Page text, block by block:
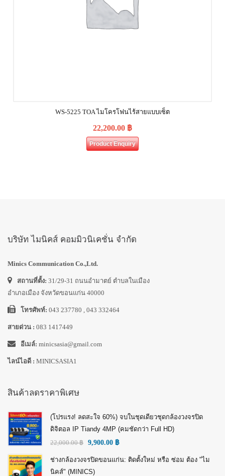
WS-5225 TOA ไมโครโฟนไร้สายแบบเซ็ต
22,200.00 ฿
Product Enquiry
บริษัท ไมนิคส์ คอมมิวนิเคชั่น จำกัด
Minics Communication Co.,Ltd.
สถานที่ตั้ง: 31/29-31 ถนนอำมาตย์ ตำบลในเมือง
อำเภอเมือง จังหวัดขอนแก่น 40000
โทรศัพท์: 043 237780 , 043 332464
สายด่วน : 083 1417449
อีเมล์: minicsasia@gmail.com
ไลน์ไอดี : MINICSASIA1
สินค้าลดราคาพิเศษ
(โปรแรง! ลดสะใจ 60%) จบในชุดเดียวชุดกล้องวงจรปิด
ดิจิตอล IP Tiandy 4MP (คมชัดกว่า Full HD)
22,000.00฿ 9,900.00 ฿
ช่างกล้องวงจรปิดขอนแก่น: ติดตั้งใหม่ หรือ ซ่อม ต้อง "ไม
นิคส์" (MINICS)